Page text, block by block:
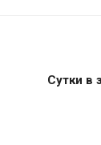
Сутки в